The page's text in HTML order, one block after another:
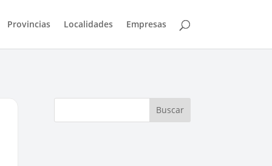
Provincias Localidades Empresas
Buscar